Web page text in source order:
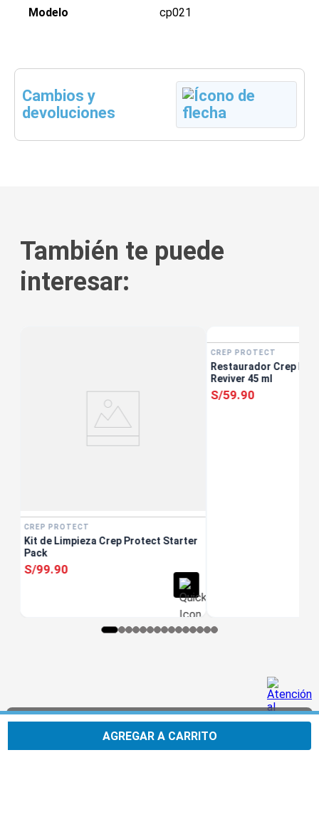
Usamos cookies para mejorar tu experiencia. Al
continuar navegando, aceptas nuestra Política
AGREGAR A CARRITO
Modelo cp021
Cambios y
devoluciones
También te puede
interesar:
CREP PROTECT
Kit de Limpieza Crep Protect Starter
Pack
S/99.90
CREP PROTECT
Restaurador Crep
Reviver 45 ml
S/59.90